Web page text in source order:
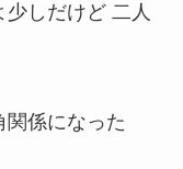
しだけど 二人
関係になった